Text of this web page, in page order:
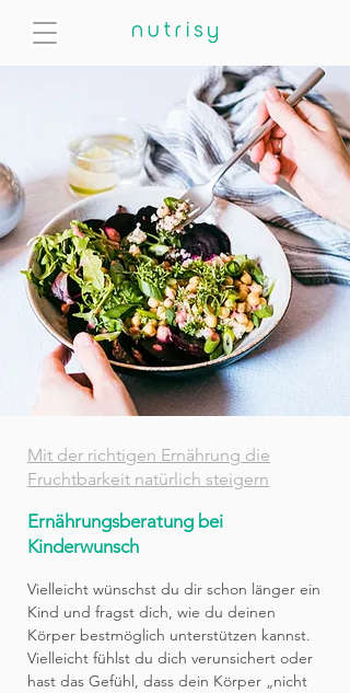
Mit der richtigen Ernährung die
Fruchtbarkeit natürlich steigern
Ernährungsberatung bei
Kinderwunsch
Vielleicht wünschst du dir schon länger ein
Kind und fragst dich, wie du deinen
Körper bestmöglich unterstützen kannst.
Vielleicht fühlst du dich verunsichert oder
hast das Gefühl, dass dein Körper „nicht